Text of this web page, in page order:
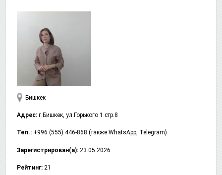
Бишкек
Адрес: г.Бишкек, ул.Горького 1 стр.8
Тел.: +996 (555) 446-868 (также WhatsApp, Telegram).
Зарегистрирован(а): 23.05.2026
Рейтинг: 21